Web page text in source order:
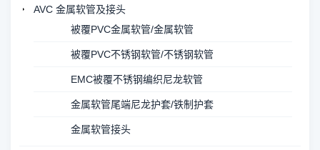
AVC 金属软管及接头
被覆PVC金属软管/金属软管
被覆PVC不锈钢软管/不锈钢软管
EMC被覆不锈钢编织尼龙软管
金属软管尾端尼龙护套/铁制护套
金属软管接头